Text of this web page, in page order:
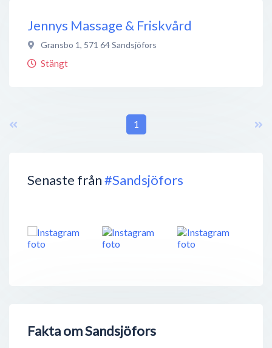
Senaste från#Sandsjöfors
Fakta om Sandsjöfors
Jennys Massage & Friskvård
Gransbo 1, 571 64Sandsjöfors
Stängt
1